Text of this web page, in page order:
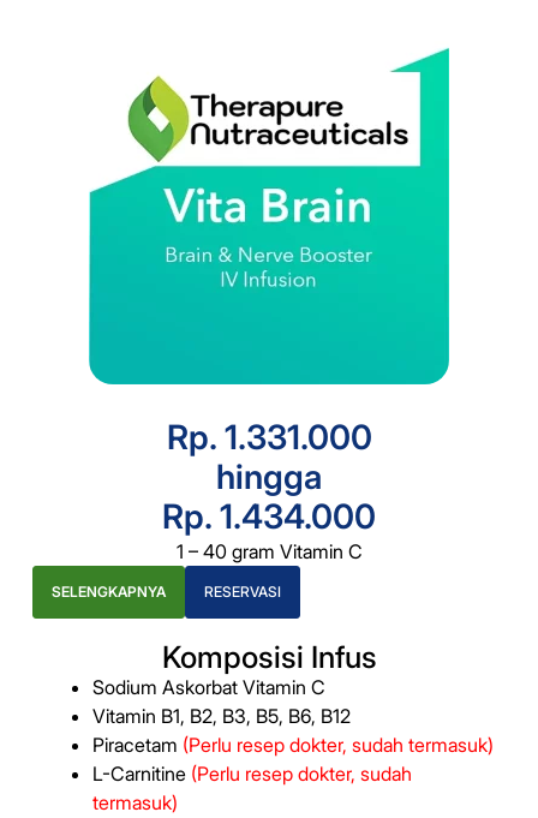
Rp. 1.331.000
hingga
Rp. 1.434.000
1 – 40 gram Vitamin C
SELENGKAPNYA RESERVASI
Komposisi Infus
Sodium Askorbat Vitamin C
Vitamin B1, B2, B3, B5, B6, B12
Piracetam (Perlu resep dokter, sudah termasuk)
L-Carnitine (Perlu resep dokter, sudah
termasuk)